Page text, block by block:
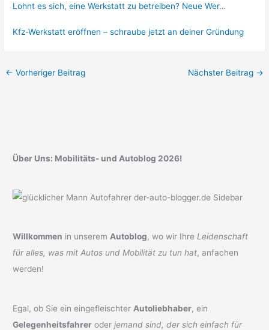
Lohnt es sich, eine Werkstatt zu betreiben? Neue Wer…
Kfz-Werkstatt eröffnen – schraube jetzt an deiner Gründung
← Vorheriger Beitrag Nächster Beitrag →
Über Uns: Mobilitäts- und Autoblog 2026!
Willkommen in unseremAutoblog, wo wir IhreLeidenschaft
für alles, was mit Autos und Mobilität zu tun hat, anfachen
werden!
Egal, ob Sie ein eingefleischter Autoliebhaber, ein
Gelegenheitsfahrer oderjemand sind, der sich einfach für